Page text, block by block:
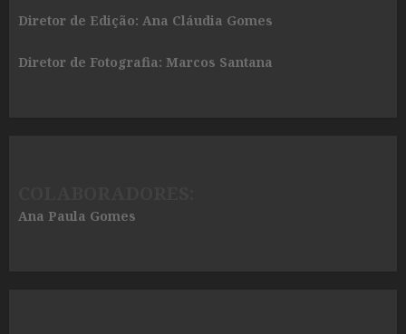
Diretor de Edição: Ana Cláudia Gomes
Diretor de Fotografia: Marcos Santana
Ana Paula Gomes